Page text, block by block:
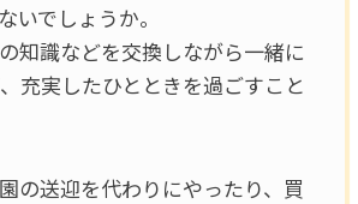
いでしょうか。
知識などを交換しながら一緒に
充実したひとときを過ごすこと
の送迎を代わりにやったり、買